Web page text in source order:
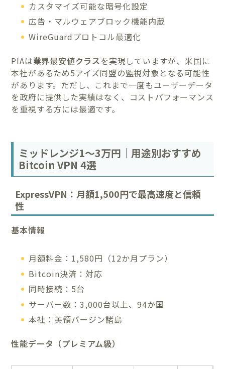
カスタマイズ可能な暗号化設定
広告・マルウェアブロック機能内蔵
WireGuardプロトコル最適化
PIAは業界最安値クラスを実現していますが、米国に
本社があるため5アイズ同盟の監視対象となる可能性
があります。ただし、これまで一度もユーザーデータ
を政府に提供した実績はなく、コストパフォーマンス
を重視する方には最適です。
ミッドレンジ1～3万円｜用途別おすすめ
Bitcoin VPN 4選
ExpressVPN：月額1,500円で最高速度と信頼
性
基本情報
月額料金：1,580円（12か月プラン）
Bitcoin決済：対応
同時接続：5台
サーバー数：3,000台以上、94か国
本社：英領バージン諸島
性能データ（プレミアム級）